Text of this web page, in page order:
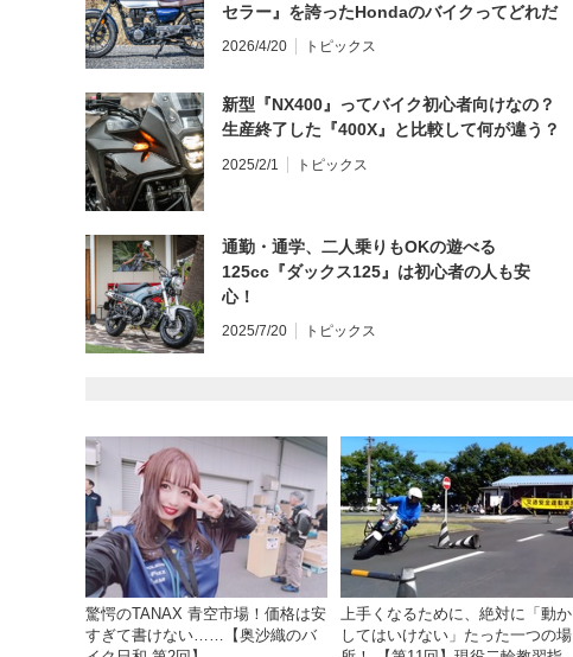
セラー』を誇ったHondaのバイクってどれだ
と思う？
2026/4/20 トピックス
新型『NX400』ってバイク初心者向けなの？
生産終了した『400X』と比較して何が違う？
2025/2/1 トピックス
通勤・通学、二人乗りもOKの遊べる
125cc『ダックス125』は初心者の人も安
心！
2025/7/20 トピックス
驚愕のTANAX 青空市場！価格は安
すぎて書けない……【奥沙織のバ
上手くなるために、絶対に「動か
してはいけない」たった一つの場